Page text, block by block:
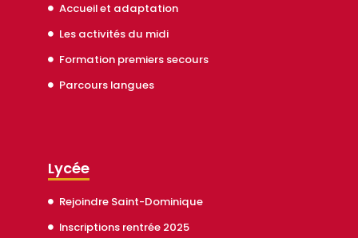
Accueil et adaptation
Les activités du midi
Formation premiers secours
Parcours langues
Lycée
Rejoindre Saint-Dominique
Inscriptions rentrée 2025